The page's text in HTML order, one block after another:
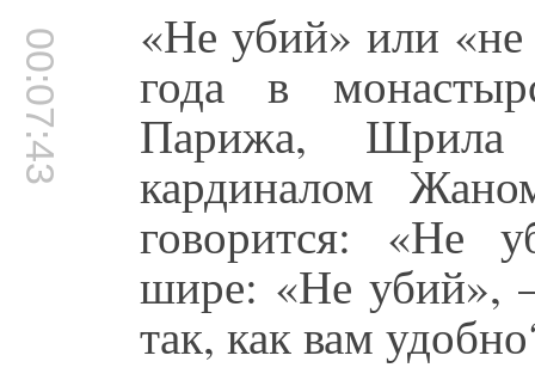
00:07:43 «Не убий» или
года в
Парижа, Шрила
кардиналом
говорится: «Не
шире: «Не убий»,
так, как вам